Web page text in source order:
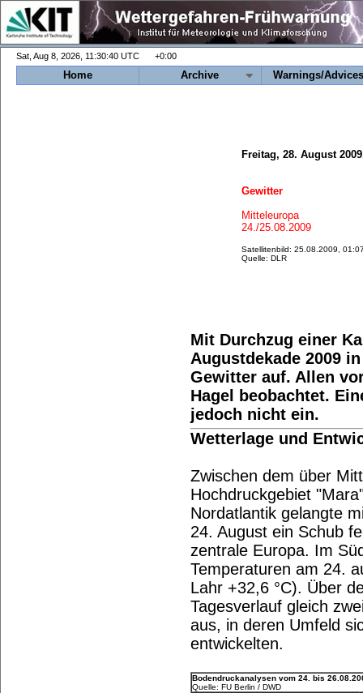
+0:00
Home Archive Warnings/
Freitag, 28. August
Gewitter
Mitteleuropa
24./25.08.2009
Satellitenbild: 25.08.2009,
Quelle: DLR
Mit Durchzug einer
Augustdekade 2009
Gewitter auf. Allen
Hagel beobachtet.
jedoch nicht ein.
Wetterlage und
Zwischen dem über
Hochdruckgebiet
Nordatlantik gelangte
24. August ein Schub
zentrale Europa. Im
Temperaturen am 24.
Lahr +32,6 °C). Über
Tagesverlauf gleich
aus, in deren Umfeld
entwickelten.
Bodendruckanalysen vom 24. bis
Quelle: FU Berlin / DWD